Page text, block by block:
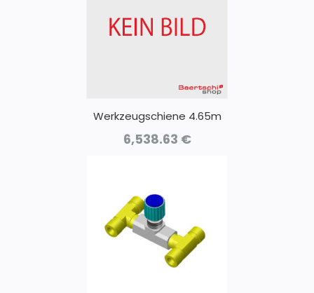
Werkzeugschiene 4.65m
6,538.63 €